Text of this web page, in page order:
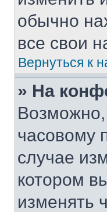
обычно
все свои
Вернуться к
» На
Возможно,
часовому
случае
котором
изменять